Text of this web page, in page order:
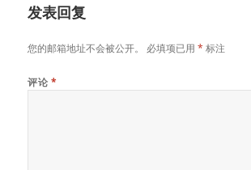
发表回复
您的邮箱地址不会被公开。 必填项已用* 标注
评论 *